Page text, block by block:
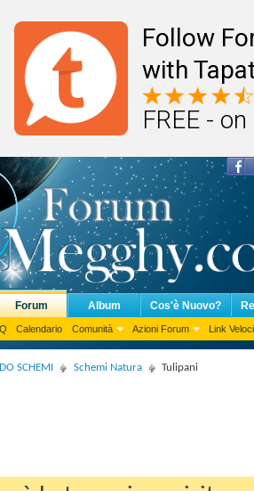
Follow
with
FREE -
Forum
Calendario Comunità Azioni Forum Link Veloci
Album Cos'è Nuovo?
SCHEMI Schemi Natura Tulipani